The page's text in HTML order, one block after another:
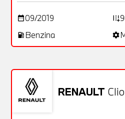
date_range09/2019 add_road
local_gas_station Benzina settings
RENAULT
Usato